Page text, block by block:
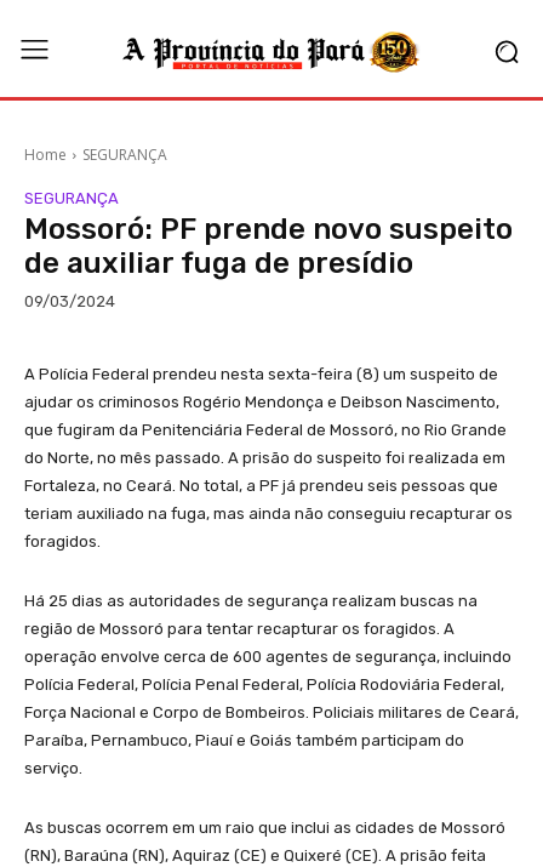
Home SEGURANÇA
SEGURANÇA
Mossoró: PF prende novo suspeito
de auxiliar fuga de presídio
09/03/2024
A Polícia Federal prendeu nesta sexta-feira (8) um suspeito de
ajudar os criminosos Rogério Mendonça e Deibson Nascimento,
que fugiram da Penitenciária Federal de Mossoró, no Rio Grande
do Norte, no mês passado. A prisão do suspeito foi realizada em
Fortaleza, no Ceará. No total, a PF já prendeu seis pessoas que
teriam auxiliado na fuga, mas ainda não conseguiu recapturar os
foragidos.
Há 25 dias as autoridades de segurança realizam buscas na
região de Mossoró para tentar recapturar os foragidos. A
operação envolve cerca de 600 agentes de segurança, incluindo
Polícia Federal, Polícia Penal Federal, Polícia Rodoviária Federal,
Força Nacional e Corpo de Bombeiros. Policiais militares de Ceará,
Paraíba, Pernambuco, Piauí e Goiás também participam do
serviço.
As buscas ocorrem em um raio que inclui as cidades de Mossoró
(RN), Baraúna (RN), Aquiraz (CE) e Quixeré (CE). A prisão feita